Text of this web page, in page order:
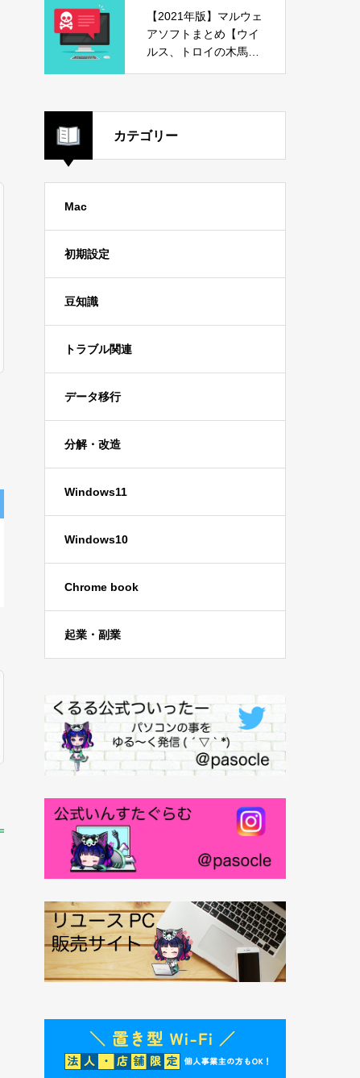
【2021年版】マルウェ
アソフトまとめ【ウイ
ルス、トロイの木馬、
カテゴリー
Mac
初期設定
豆知識
トラブル関連
データ移行
分解・改造
Windows11
Windows10
Chrome book
起業・副業